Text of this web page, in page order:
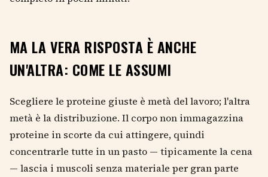
MA LA VERA RISPOSTA È ANCHE
UN'ALTRA: COME LE ASSUMI
Scegliere le proteine giuste è metà del lavoro; l'altra
metà è la distribuzione. Il corpo non immagazzina
proteine in scorte da cui attingere, quindi
concentrarle tutte in un pasto — tipicamente la cena
— lascia i muscoli senza materiale per gran parte